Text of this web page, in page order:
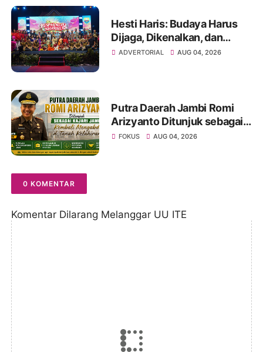
Hesti Haris: Budaya Harus
Dijaga, Dikenalkan, dan
Diwariskan
ADVERTORIAL AUG 04, 2026
Putra Daerah Jambi Romi
Arizyanto Ditunjuk sebagai
Kajari Jambi, Kembali
FOKUS AUG 04, 2026
0 KOMENTAR
Komentar Dilarang Melanggar UU ITE